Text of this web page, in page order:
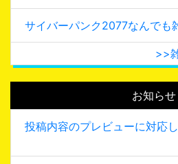
サイバーパンク2077なんでも
>>
お知らせ
投稿内容のプレビューに対応